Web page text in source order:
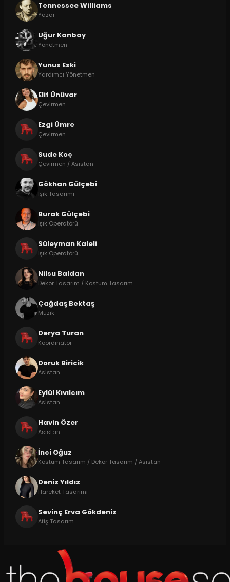
Tennessee Williams
Yazar
Uğur Kanbay
Yönetmen
Yunus Eski
Yardımcı Yönetmen
Elif Ünüvar
Çevirmen
Ezgi Ümre
Çevirmen
Sude Koç
Çevirmen / Asistan
Gökhan Gülçebi
Işık Tasarımı
Burak Gülçebi
Işık Operatörü
Süleyman Kaleli
Işık Operatörü
Nilsu Baldan
Dekor Tasarım / Kostüm Tasarım
Çağdaş Bektaş
Müzik
Derya Turan
Koordinatör
Doruk Biricik
Asistan
Eylül Kıvılcım
Asistan
Havin Özer
Asistan
İnci Oğuz
Kostüm Tasarım / Dekor Tasarım / Asistan
Deniz Yıldız
Hareket Tasarımı
Sevinç Erva Gökdeniz
Afiş Tasarım